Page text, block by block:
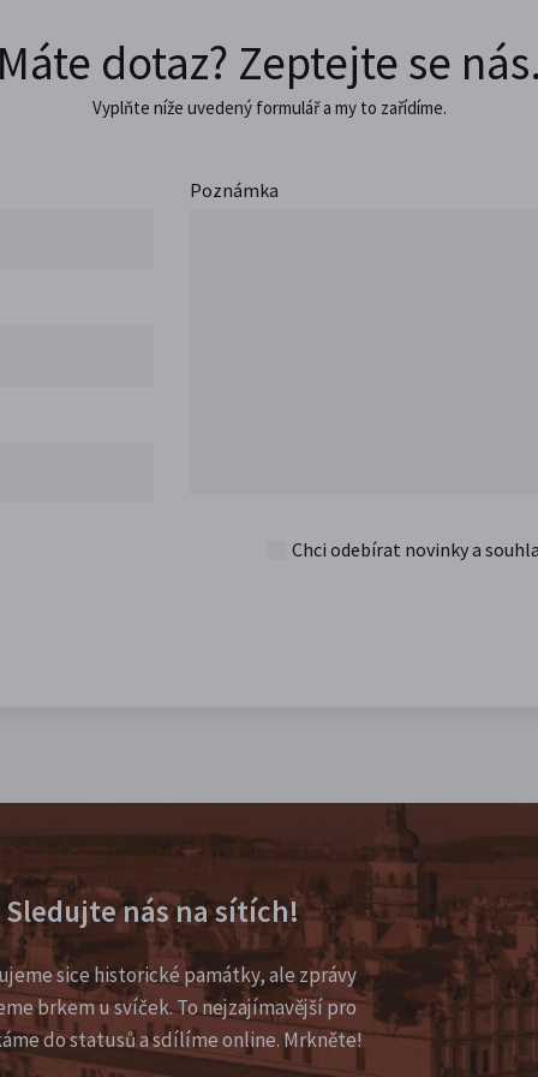
Máte dotaz? Zeptejte se
Vyplňte níže uvedený formulář a my to zařídíme.
Poznámka
Chci odebírat novinky a
Sledujte nás na sítích!
sice historické památky, ale zprávy
brkem u svíček. To nejzajímavější pro
do statusů a sdílíme online. Mrkněte!